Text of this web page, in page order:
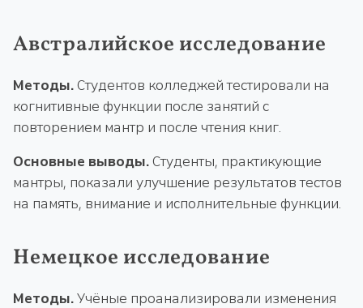
Австралийское исследование
Методы.Студентов колледжей тестировали на
когнитивные функции после занятий с
повторением мантр и после чтения книг.
Основные выводы.Студенты, практикующие
мантры, показали улучшение результатов тестов
на память, внимание и исполнительные функции.
Немецкое исследование
Методы.Учёные проанализировали изменения